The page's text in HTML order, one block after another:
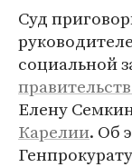
Суд
социальной
Елену
Карелии. Об